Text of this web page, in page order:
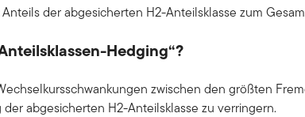
der abgesicherten H2-Anteilsklasse zum
Hedging“?
zwischen den größten
abgesicherten H2-Anteilsklasse zu verringern.